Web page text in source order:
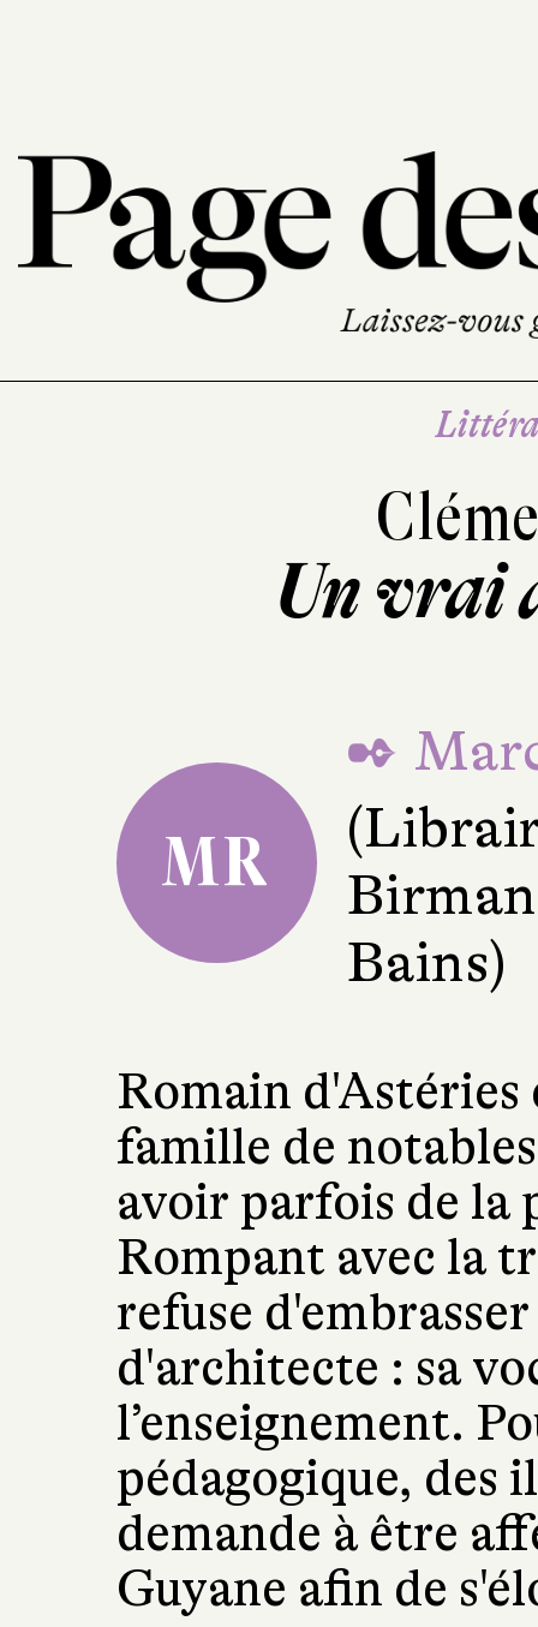
Un vrai
MR
✒
Bains)
Romain d'Astéries
famille de
avoir parfois de la
Rompant avec la
refuse
d'architecte : sa
l’enseignement.
pédagogique, des
demande à être
Guyane afin de